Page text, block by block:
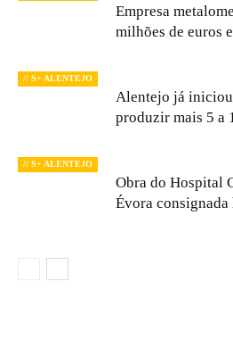
Empresa
milhões de euros
// S+ ALENTEJO
Alentejo já
produzir mais 5 a
// S+ ALENTEJO
Obra do Hospital
Évora consignada